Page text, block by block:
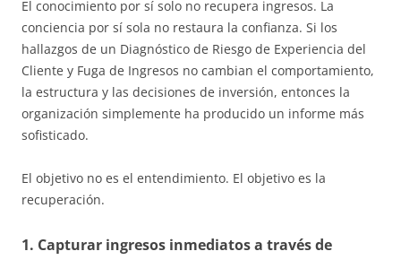
El conocimiento por sí solo no recupera ingresos. La
conciencia por sí sola no restaura la confianza. Si los
hallazgos de un Diagnóstico de Riesgo de Experiencia del
Cliente y Fuga de Ingresos no cambian el comportamiento,
la estructura y las decisiones de inversión, entonces la
organización simplemente ha producido un informe más
sofisticado.
El objetivo no es el entendimiento. El objetivo es la
recuperación.
1. Capturar ingresos inmediatos a través de